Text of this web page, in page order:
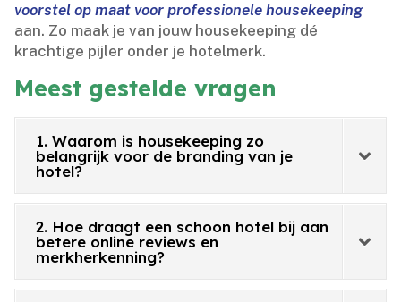
voorstel op maat voor professionele housekeeping
aan.​ Zo maak je van jouw housekeeping dé
krachtige pijler onder je hotelmerk.​
Meest gestelde vragen
1. Waarom is housekeeping zo
belangrijk voor de branding van je
hotel?
2. Hoe draagt een schoon hotel bij aan
betere online reviews en
merkherkenning?